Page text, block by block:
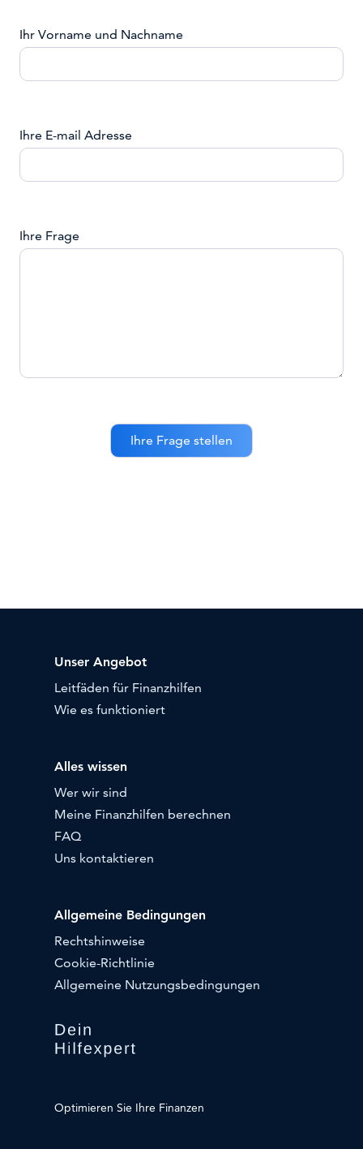
Ihre Frage
Ihr Vorname und Nachname
Ihre E-mail Adresse
Optimieren Sie Ihre Finanzen
Unser Angebot
Leitfäden für Finanzhilfen
Wie es funktioniert
Alles wissen
Wer wir sind
Meine Finanzhilfen berechnen
FAQ
Uns kontaktieren
Allgemeine Bedingungen
Rechtshinweise
Cookie-Richtlinie
Allgemeine Nutzungsbedingungen